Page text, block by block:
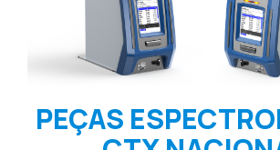
PEÇAS